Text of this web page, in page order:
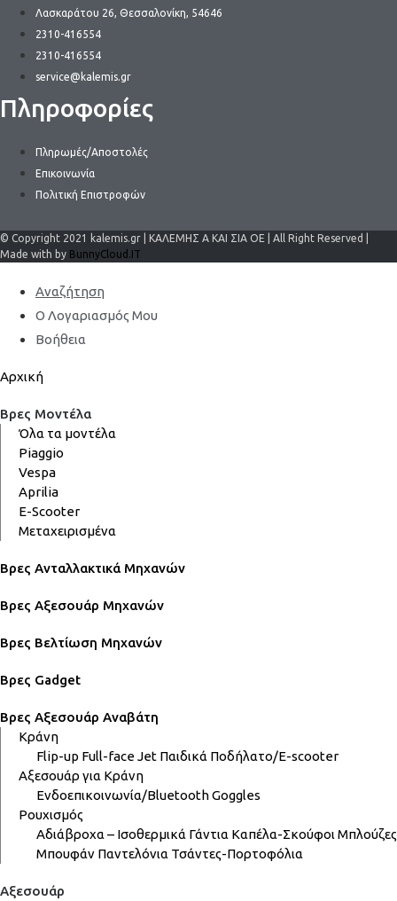
Λασκαράτου 26, Θεσσαλονίκη, 54646
2310-416554
2310-416554
service@kalemis.gr
Πληροφορίες
Πληρωμές/Αποστολές
Επικοινωνία
Πολιτική Επιστροφών
© Copyright 2021 kalemis.gr | ΚΑΛΕΜΗΣ Α ΚΑΙ ΣΙΑ ΟΕ | All Right Reserved |
Made with by BunnyCloud.IT
Αναζήτηση
Ο Λογαριασμός Μου
Βοήθεια
Αρχική
Βρες Μοντέλα
Όλα τα μοντέλα
Piaggio
Vespa
Aprilia
E-Scooter
Μεταχειρισμένα
Βρες Ανταλλακτικά Μηχανών
Βρες Αξεσουάρ Μηχανών
Βρες Βελτίωση Μηχανών
Βρες Gadget
Βρες Αξεσουάρ Αναβάτη
Κράνη
Flip-up Full-faceJet Παιδικά Ποδήλατο/E-scooter
Αξεσουάρ για Κράνη
Ενδοεπικοινωνία/BluetoothGoggles
Ρουχισμός
Αδιάβροχα – Ισοθερμικά Γάντια Καπέλα-Σκούφοι Μπλούζες
Μπουφάν Παντελόνια Τσάντες-Πορτοφόλια
Αξεσουάρ